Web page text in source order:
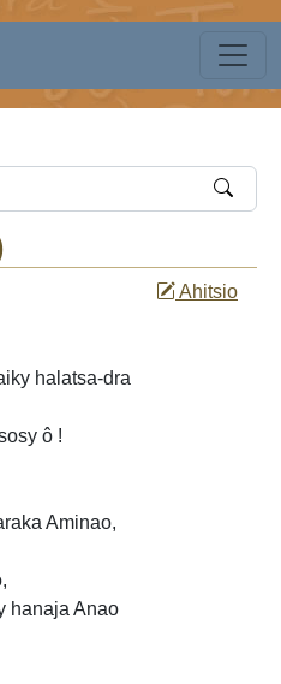
Ahitsio
halatsa-dra
ô !
Aminao,
hanaja Anao